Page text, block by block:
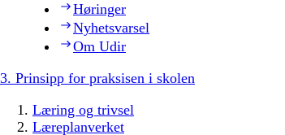
Høringer
Nyhetsvarsel
Om Udir
3. Prinsipp for praksisen i skolen
Læring og trivsel
Læreplanverket